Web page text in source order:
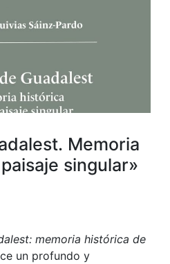
Memoria
singular»
memoria histórica de
un profundo y